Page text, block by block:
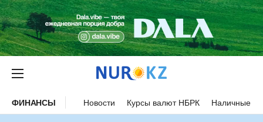
ФИНАНСЫ Новости Курсы валют НБРК Наличные